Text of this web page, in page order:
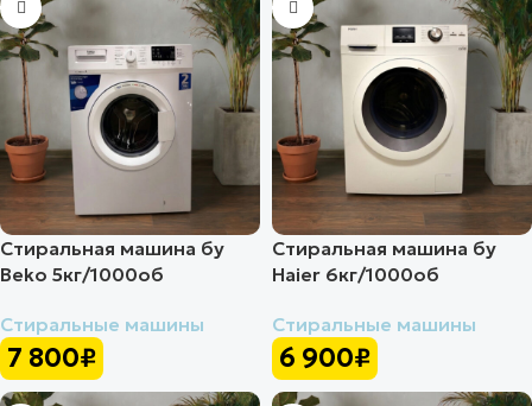
Стиральная машина бу
Beko 5кг/1000об
Стиральные машины
7 800₽
Стиральная машина бу
Haier 6кг/1000об
Стиральные машины
6 900₽